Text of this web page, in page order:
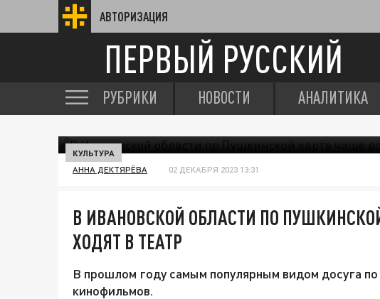
АВТОРИЗАЦИЯ
ПЕРВЫЙ РУССКИЙ
РУБРИКИ НОВОСТИ АНАЛИТИКА
КУЛЬТУРА
АННА ДЕКТЯРЁВА 02 ДЕКАБРЯ 2023 13:31
В ИВАНОВСКОЙ ОБЛАСТИ ПО
ХОДЯТ В ТЕАТР
В прошлом году самым популярным видом досуга
кинофильмов.